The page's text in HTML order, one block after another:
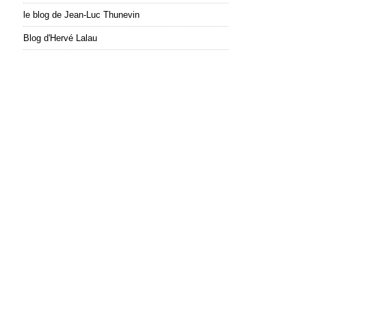
le blog de Jean-Luc Thunevin
Blog d'Hervé Lalau